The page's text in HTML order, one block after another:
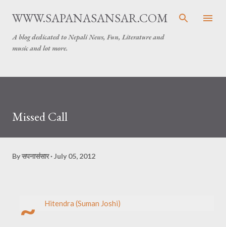
Skip to main content
WWW.SAPANASANSAR.COM
A blog dedicated to Nepali News, Fun, Literature and
music and lot more.
Missed Call
Byसपनासंसार July 05, 2012
~ Hitendra (Suman Joshi)